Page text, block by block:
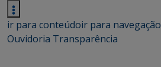
ir para conteúdoir para navegação
Ouvidoria Transparência